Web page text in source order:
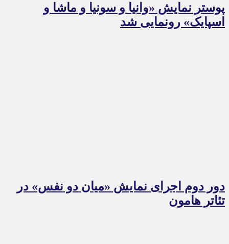
پوستر نمایش «وانیا و سونیا و ماشا و
اسپایک» رونمایی شد
دور دوم اجرای نمایش «میان دو نفس» در
تئاتر هامون